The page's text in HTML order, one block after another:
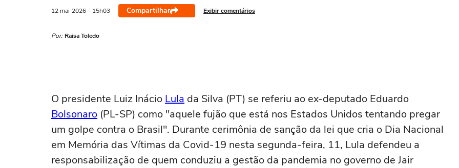
12 mai 2026 - 15h03 Compartilhar Exibir comentários
Por: Raisa Toledo
O presidente Luiz Inácio Lula da Silva (PT) se referiu ao ex-deputado Eduardo
Bolsonaro (PL-SP) como "aquele fujão que está nos Estados Unidos tentando pregar
um golpe contra o Brasil". Durante cerimônia de sanção da lei que cria o Dia Nacional
em Memória das Vítimas da Covid-19 nesta segunda-feira, 11, Lula defendeu a
responsabilização de quem conduziu a gestão da pandemia no governo de Jair